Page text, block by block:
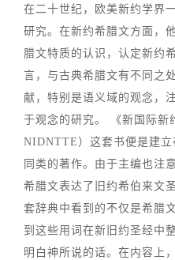
在二十世纪，欧美新约学界
研究。在新约希腊文方面，
腊文特质的认识，认定新约
言，与古典希腊文有不同之
献，特别是语义域的观念，
于观念的研究。 《新国际新
NIDNTTE）这套书便是建
同类的著作。由于主编也注
希腊文表达了旧约希伯来文
套辞典中看到的不仅是希腊
到这些用词在新旧约圣经中
明白神所说的话。在内容上